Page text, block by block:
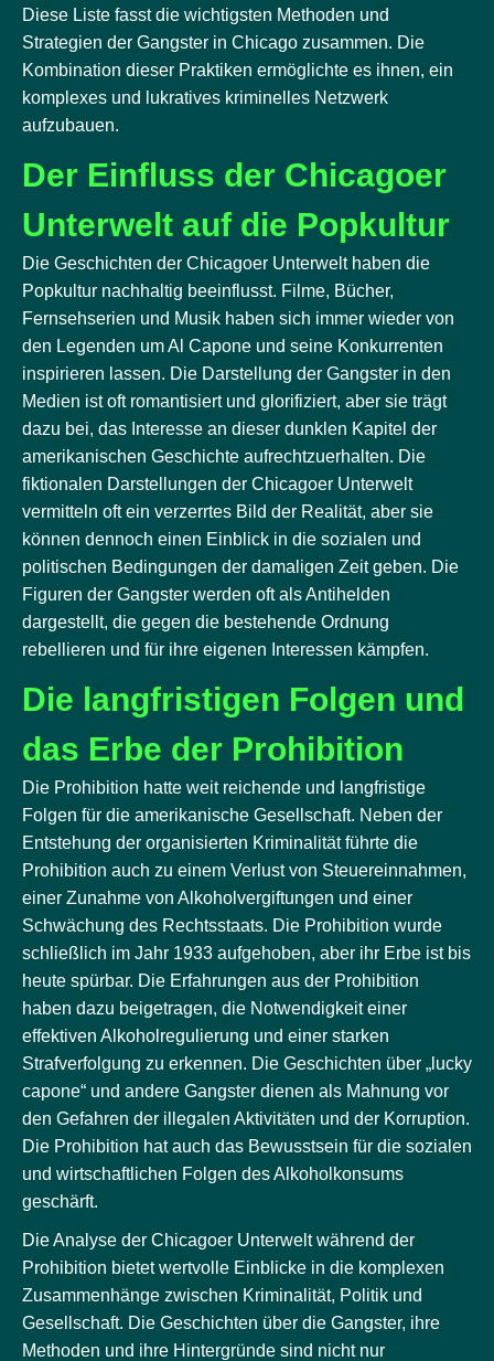
Diese Liste fasst die wichtigsten Methoden und
Strategien der Gangster in Chicago zusammen. Die
Kombination dieser Praktiken ermöglichte es ihnen, ein
komplexes und lukratives kriminelles Netzwerk
aufzubauen.
Der Einfluss der Chicagoer
Unterwelt auf die Popkultur
Die Geschichten der Chicagoer Unterwelt haben die
Popkultur nachhaltig beeinflusst. Filme, Bücher,
Fernsehserien und Musik haben sich immer wieder von
den Legenden um Al Capone und seine Konkurrenten
inspirieren lassen. Die Darstellung der Gangster in den
Medien ist oft romantisiert und glorifiziert, aber sie trägt
dazu bei, das Interesse an dieser dunklen Kapitel der
amerikanischen Geschichte aufrechtzuerhalten. Die
fiktionalen Darstellungen der Chicagoer Unterwelt
vermitteln oft ein verzerrtes Bild der Realität, aber sie
können dennoch einen Einblick in die sozialen und
politischen Bedingungen der damaligen Zeit geben. Die
Figuren der Gangster werden oft als Antihelden
dargestellt, die gegen die bestehende Ordnung
rebellieren und für ihre eigenen Interessen kämpfen.
Die langfristigen Folgen und
das Erbe der Prohibition
Die Prohibition hatte weit reichende und langfristige
Folgen für die amerikanische Gesellschaft. Neben der
Entstehung der organisierten Kriminalität führte die
Prohibition auch zu einem Verlust von Steuereinnahmen,
einer Zunahme von Alkoholvergiftungen und einer
Schwächung des Rechtsstaats. Die Prohibition wurde
schließlich im Jahr 1933 aufgehoben, aber ihr Erbe ist bis
heute spürbar. Die Erfahrungen aus der Prohibition
haben dazu beigetragen, die Notwendigkeit einer
effektiven Alkoholregulierung und einer starken
Strafverfolgung zu erkennen. Die Geschichten über „lucky
capone“ und andere Gangster dienen als Mahnung vor
den Gefahren der illegalen Aktivitäten und der Korruption.
Die Prohibition hat auch das Bewusstsein für die sozialen
und wirtschaftlichen Folgen des Alkoholkonsums
geschärft.
Die Analyse der Chicagoer Unterwelt während der
Prohibition bietet wertvolle Einblicke in die komplexen
Zusammenhänge zwischen Kriminalität, Politik und
Gesellschaft. Die Geschichten über die Gangster, ihre
Methoden und ihre Hintergründe sind nicht nur